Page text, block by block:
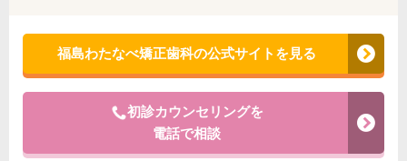
福島わたなべ矯正歯科の公式サイトを見る
初診カウンセリングを
電話で相談